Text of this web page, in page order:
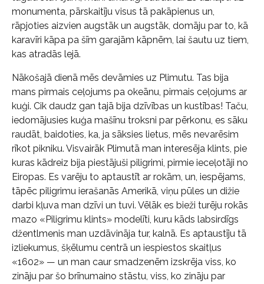
monumenta, pārskaitīju visus tā pakāpienus un,
rāpjoties aizvien augstāk un augstāk, domāju par to, kā
karavīri kāpa pa šīm garajām kāpnēm, lai šautu uz tiem,
kas atradās lejā.
Nākošajā dienā mēs devāmies uz Plimutu. Tas bija
mans pirmais ceļojums pa okeānu, pirmais ceļojums ar
kuģi. Cik daudz gan tajā bija dzīvības un kustības! Taču,
iedomājusies kuģa mašīnu troksni par pērkonu, es sāku
raudāt, baidoties, ka, ja sāksies lietus, mēs nevarēsim
rīkot pikniku. Visvairāk Plimutā man interesēja klints, pie
kuras kādreiz bija piestājuši piligrimi, pirmie ieceļotāji no
Eiropas. Es varēju to aptaustīt ar rokām, un, iespējams,
tāpēc piligrimu ierašanās Amerikā, viņu pūles un dižie
darbi kļuva man dzīvi un tuvi. Vēlāk es bieži turēju rokās
mazo «Piligrimu klints» modelīti, kuru kāds labsirdīgs
džentlmenis man uzdāvināja tur, kalnā. Es aptaustīju tā
izliekumus, šķēlumu centrā un iespiestos skaitļus
«1602» — un man caur smadzenēm izskrēja viss, ko
zināju par šo brīnumaino stāstu, viss, ko zināju par